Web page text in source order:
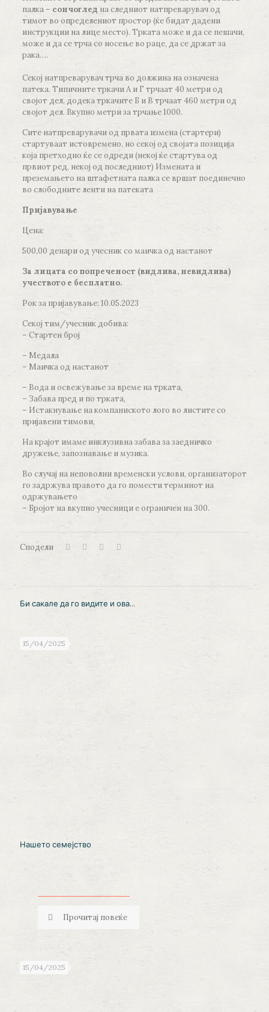
палка – сончоглед на следниот натпреварувач од
тимот во определениот простор (ќе бидат дадени
инструкции на лице место). Трката може и да се пешачи,
може и да се трча со носење во раце, да се држат за
рака….
Секој натпреварувач трча во должина на означена
патека. Типичните тркачи А и Г трчаат 40 метри од
својот дел, додека тркачите Б и В трчаат 460 метри од
својот дел. Вкупно метри за трчање 1000.
Сите натпреварувачи од првата измена (стартери)
стартуваат истовремено, но секој од својата позиција
која претходно ќе се одреди (некој ќе стартува од
првиот ред, некој од последниот) Измената и
преземањето на штафетната палка се вршат поединечно
во слободните ленти на патеката
Пријавување
Цена:
500,00 денари од учесник со маичка од настанот
За лицата со попреченост (видлива, невидлива)
учеството е бесплатно.
Рок за пријавување: 10.05.2023
Секој тим/учесник добива:
– Стартен број
– Медала
– Маичка од настанот
– Вода и освежување за време на трката,
– Забава пред и по трката,
– Истакнување на компаниското лого во листите со
пријавени тимови,
На крајот имаме инклузивна забава за заедничко
дружење, запознавање и музика.
Во случај на неповолни временски услови, организаторот
го задржува правото да го помести терминот на
одржувањето
– Бројот на вкупно учесници е ограничен на 300.
Сподели
Би сакале да го видите и ова...
15/04/2025
Нашето семејство
Прочитај повеќе
15/04/2025